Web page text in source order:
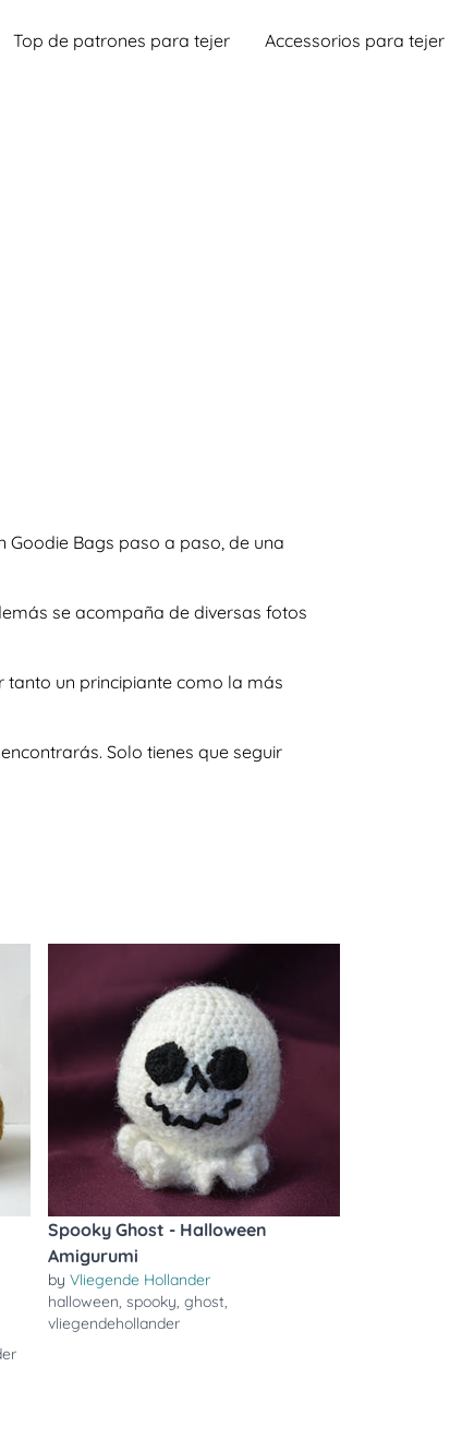
Top de patrones para tejer Accessorios para tejer
Bags paso a paso, de una
se acompaña de diversas fotos
un principiante como la más
Solo tienes que seguir
Spooky Ghost - Halloween
Amigurumi
by Vliegende Hollander
halloween, spooky, ghost,
vliegendehollander